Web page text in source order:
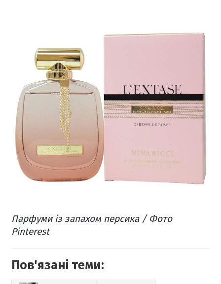
Парфуми із запахом персика / Фото
Pinterest
Пов'язані теми: